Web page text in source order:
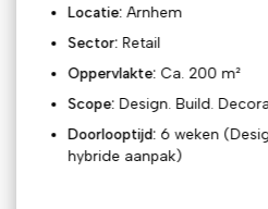
Locatie:Arnhem
Sector:Retail
Oppervlakte:Ca. 200 m²
Scope: Design. Build.
Doorlooptijd:6 weken
hybride aanpak)